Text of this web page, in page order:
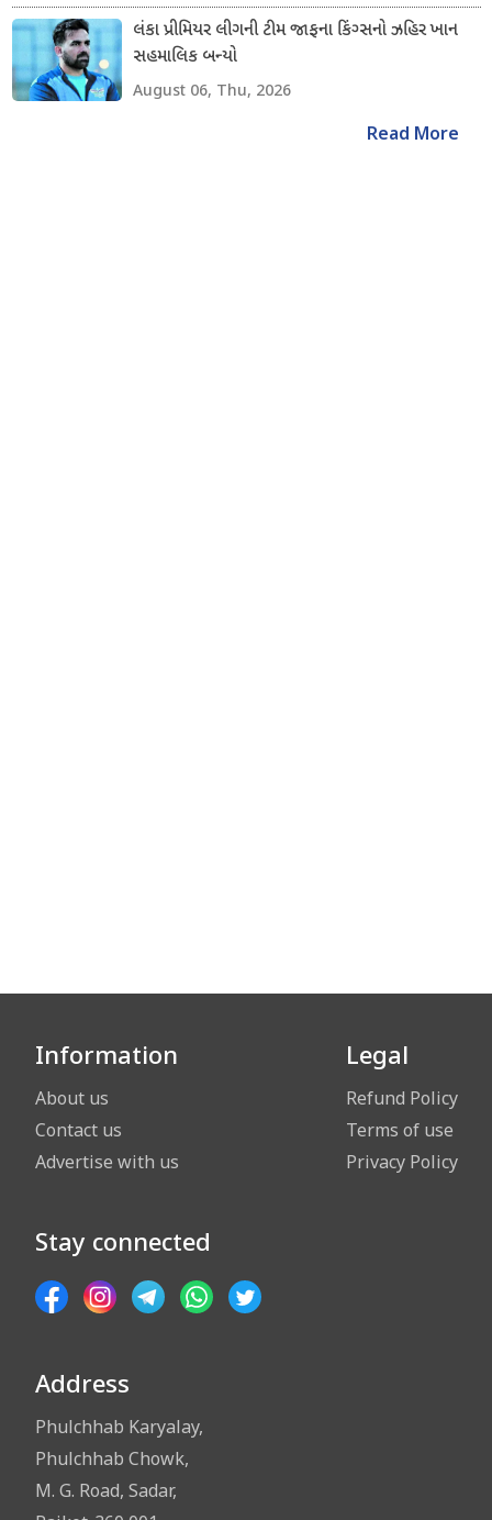
લંકા પ્રીમિયર લીગની ટીમ જાફના કિંગ્સનો ઝહિર ખાન
સહમાલિક બન્યો
August 06, Thu, 2026
Read More
Information
About us
Contact us
Advertise with us
Legal
Refund Policy
Terms of use
Privacy Policy
Stay connected
Address
Phulchhab Karyalay,
Phulchhab Chowk,
M. G. Road, Sadar,